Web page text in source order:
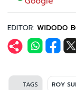
EDITOR: WIDODO
TAGS ROY